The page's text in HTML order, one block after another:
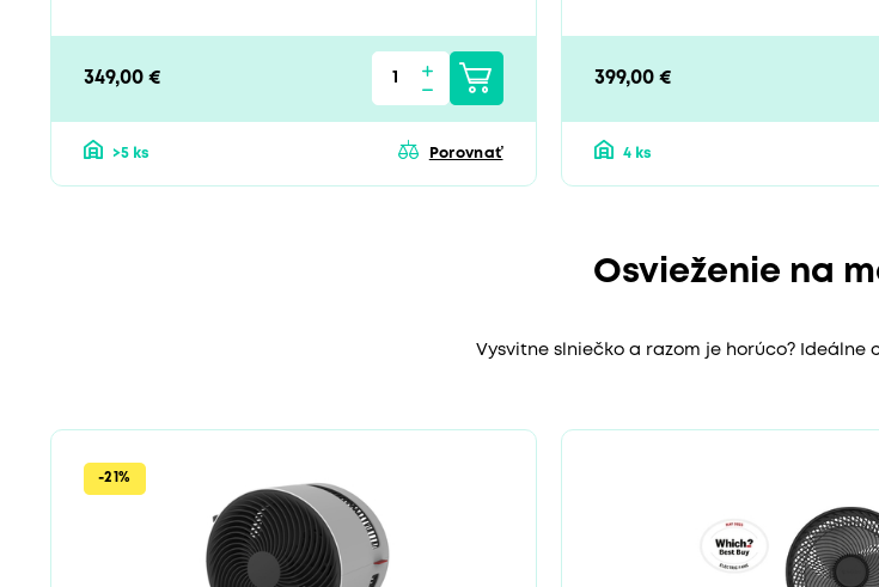
349,00 €
>5 ks Porovnať
399,00 €
4 ks
Osvieženie na
Vysvitne slniečko a razom je horúco?
-21%